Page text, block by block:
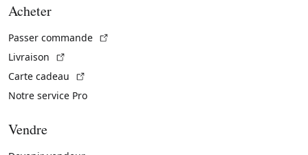
Acheter
Passer commande
Livraison
Carte cadeau
Notre service Pro
Vendre